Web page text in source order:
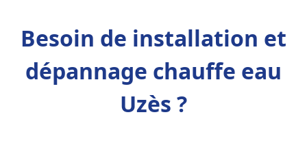
Besoin de installation et
dépannage chauffe eau
Uzès ?